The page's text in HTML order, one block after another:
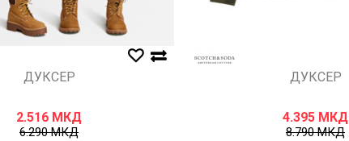
ДУКСЕР
2.516 МКД
6.290МКД
ДУКСЕР
4.395 МКД
8.790МКД